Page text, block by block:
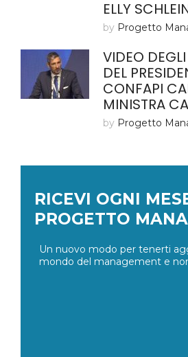
ELLY
by Progetto
VIDEO
DEL
CONFAPI
MINISTRA
by Progetto
RICEVI OGNI
PROGETTO
Un nuovo modo per tenerti
mondo del management e